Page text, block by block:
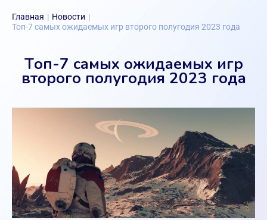
Главная | Новости |
Топ-7 самых ожидаемых игр второго полугодия 2023 года
Топ-7 самых ожидаемых игр
второго полугодия 2023 года